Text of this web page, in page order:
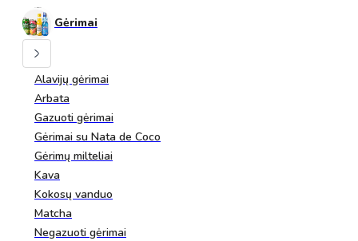
Gėrimai
Alavijų gėrimai
Arbata
Gazuoti gėrimai
Gėrimai su Nata de Coco
Gėrimų milteliai
Kava
Kokosų vanduo
Matcha
Negazuoti gėrimai